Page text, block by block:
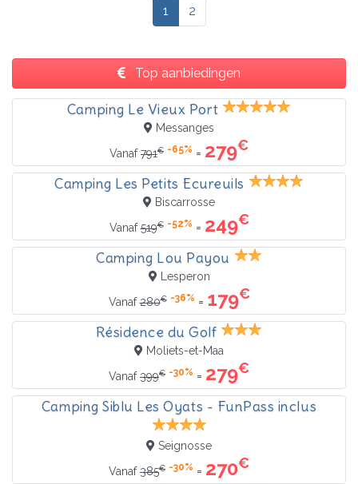
1 2
Top aanbiedingen
Camping Le Vieux Port
Messanges
Vanaf791€ -65% = 279€
Camping Les Petits Ecureuils
Biscarrosse
Vanaf519€ -52% = 249€
Camping Lou Payou
Lesperon
Vanaf280€ -36% = 179€
Résidence du Golf
Moliets-et-Maa
Vanaf399€ -30% = 279€
Camping Siblu Les Oyats - FunPass inclus
Seignosse
Vanaf385€ -30% = 270€